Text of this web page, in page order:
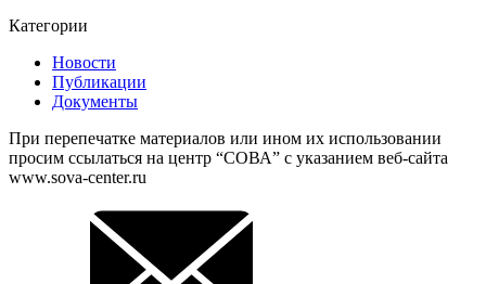
Категории
Новости
Публикации
Документы
При перепечатке материалов или ином их использовании
просим ссылаться на центр “СОВА” с указанием веб-сайта
www.sova-center.ru